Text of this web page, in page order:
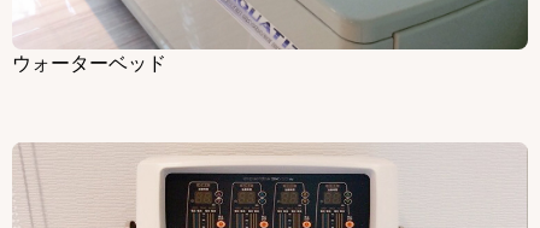
ウォーターベッド